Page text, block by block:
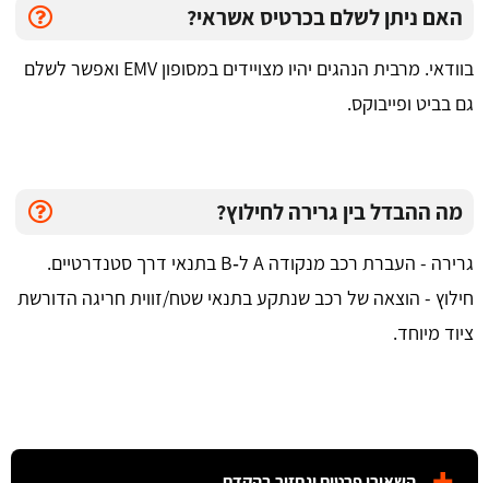
האם ניתן לשלם בכרטיס אשראי?
בוודאי. מרבית הנהגים יהיו מצויידים במסופון EMV ואפשר לשלם
גם בביט ופייבוקס.
מה ההבדל בין גרירה לחילוץ?
גרירה - העברת רכב מנקודה A ל‑B בתנאי דרך סטנדרטיים.
חילוץ - הוצאה של רכב שנתקע בתנאי שטח/זווית חריגה הדורשת
ציוד מיוחד.